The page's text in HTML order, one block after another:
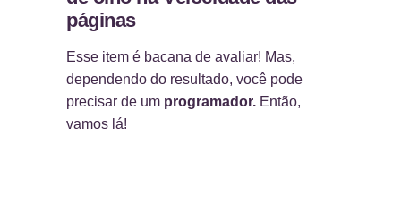
páginas
Esse item é bacana de avaliar! Mas,
dependendo do resultado, você pode
precisar de um programador. Então,
vamos lá!